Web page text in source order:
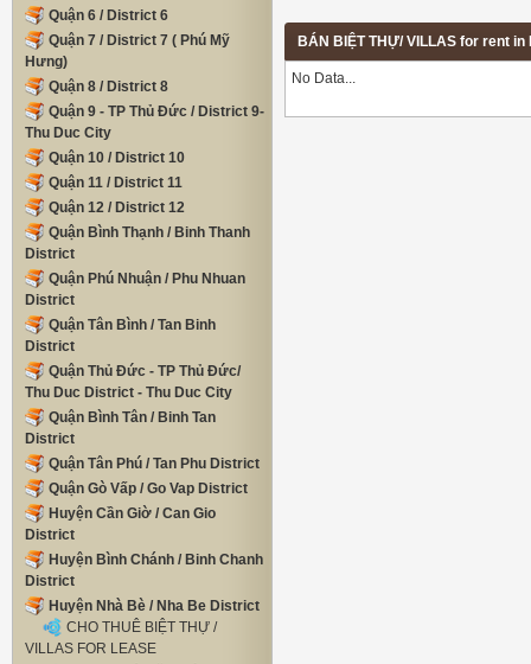
Quận 6 / District 6
Quận 7 / District 7 ( Phú Mỹ
Hưng)
Quận 8 / District 8
Quận 9 - TP Thủ Đức / District 9-
Thu Duc City
Quận 10 / District 10
Quận 11 / District 11
Quận 12 / District 12
Quận Bình Thạnh / Binh Thanh
District
Quận Phú Nhuận / Phu Nhuan
District
Quận Tân Bình / Tan Binh
District
Quận Thủ Đức - TP Thủ Đức/
Thu Duc District - Thu Duc City
Quận Bình Tân / Binh Tan
District
Quận Tân Phú / Tan Phu District
Quận Gò Vấp / Go Vap District
Huyện Cần Giờ / Can Gio
District
Huyện Bình Chánh / Binh Chanh
District
Huyện Nhà Bè / Nha Be District
CHO THUÊ BIỆT THỰ /
VILLAS FOR LEASE
BÁN BIỆT THỰ/ VILLAS for rent in
No Data...